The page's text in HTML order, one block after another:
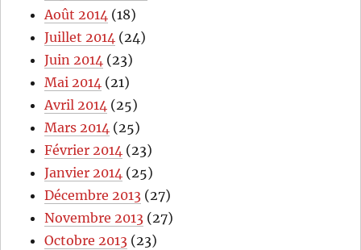
Août 2014 (18)
Juillet 2014 (24)
Juin 2014 (23)
Mai 2014 (21)
Avril 2014 (25)
Mars 2014 (25)
Février 2014 (23)
Janvier 2014 (25)
Décembre 2013 (27)
Novembre 2013 (27)
Octobre 2013 (23)